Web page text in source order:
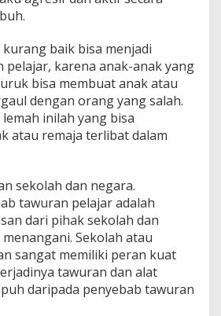
baik bisa menjadi
pelajar, karena anak-anak yang
bisa membuat anak atau
dengan orang yang salah.
inilah yang bisa
atau remaja terlibat dalam
sekolah dan negara.
tawuran pelajar adalah
dari pihak sekolah dan
Sekolah atau
sangat memiliki peran kuat
tawuran dan alat
daripada penyebab tawuran